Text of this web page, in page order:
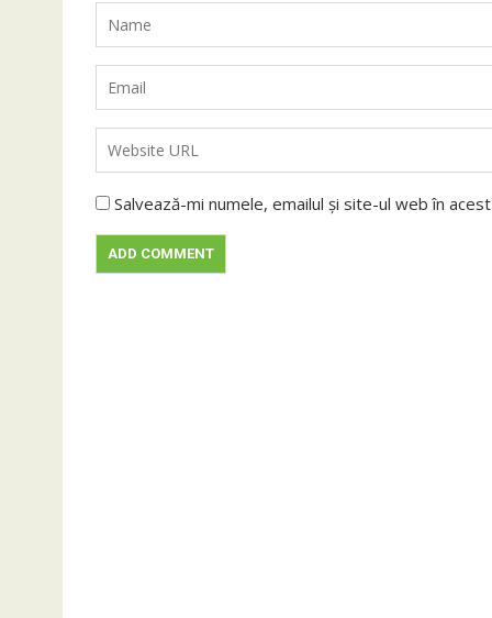
Salvează-mi numele, emailul și site-ul web în